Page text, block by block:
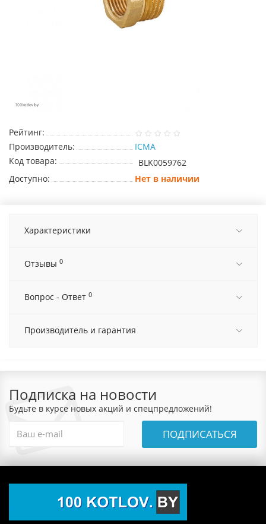
Рейтинг:
Производитель:
ICMA
Код товара:
BLK0059762
Доступно:
Нет в наличии
Характеристики
Отзывы 0
Вопрос - Ответ 0
Производитель и гарантия
Подписка на новости
Будьте в курсе новых акций и спецпредложений!
ПОДПИСАТЬСЯ